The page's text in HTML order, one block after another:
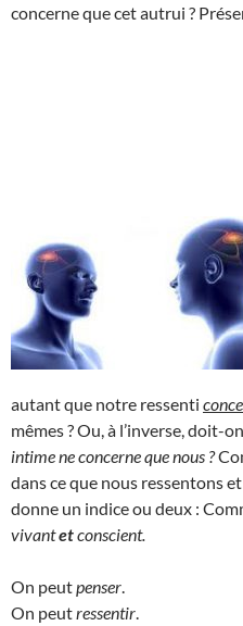
concerne que cet autrui ?
autant que notre ressenti
mêmes ? Ou, à l’inverse, doit-
intime ne concerne que nous ?
dans ce que nous ressentons
donne un indice ou deux :
vivantetconscient.
On peutpenser
On peutressentir